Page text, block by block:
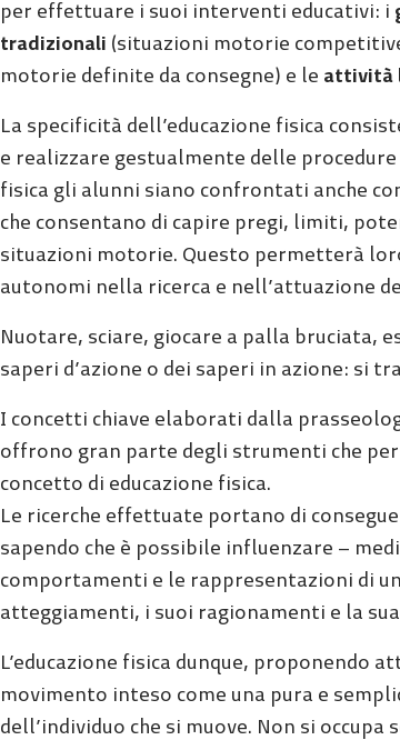
per effettuare i suoi interventi educativi: i
tradizionali (situazioni motorie
motorie definite da consegne) e le attività
La specificità dell’educazione fisica
e realizzare gestualmente delle
fisica gli alunni siano confrontati anche
che consentano di capire pregi, limiti,
situazioni motorie. Questo permetterà
autonomi nella ricerca e nell’attuazione
Nuotare, sciare, giocare a palla bruciata,
saperi d’azione o dei saperi in azione: si
I concetti chiave elaborati dalla
offrono gran parte degli strumenti che
concetto di educazione fisica.
Le ricerche effettuate portano di
sapendo che è possibile influenzare –
comportamenti e le rappresentazioni di
atteggiamenti, i suoi ragionamenti e la
L’educazione fisica dunque, proponendo
movimento inteso come una pura e
dell’individuo che si muove. Non si